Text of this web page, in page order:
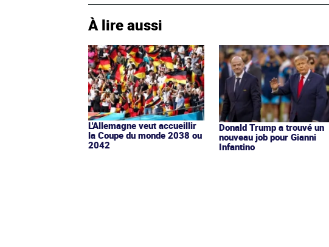
À lire aussi
L'Allemagne veut accueillir
la Coupe du monde 2038 ou
2042
Donald Trump a trouvé un
nouveau job pour Gianni
Infantino